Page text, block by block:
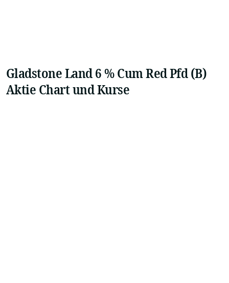
Gladstone Land 6 % Cum Red Pfd (B)
Aktie Chart und Kurse